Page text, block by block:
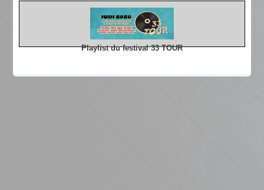
Playlist du festival 33 TOUR